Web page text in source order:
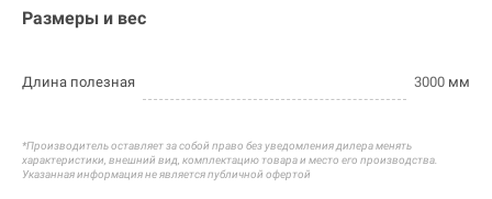
Размеры и вес
Длина полезная 3000 мм
*Производитель оставляет за собой право без уведомления дилера менять
характеристики, внешний вид, комплектацию товара и место его производства.
Указанная информация не является публичной офертой